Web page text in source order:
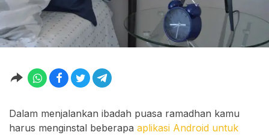
Dalam menjalankan ibadah puasa ramadhan kamu
harus menginstal beberapa aplikasi Android untuk